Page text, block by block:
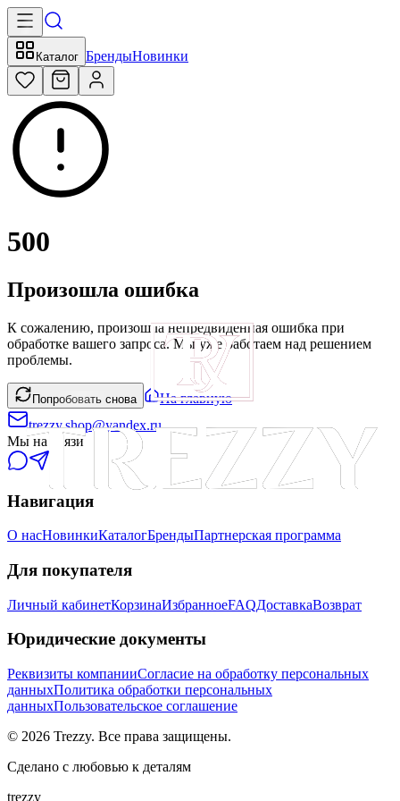
Каталог БрендыНовинки
500
Произошла ошибка
К сожалению, произошла непредвиденная ошибка при
обработке вашего запроса. Мы уже работаем над решением
проблемы.
Попробовать снова
На главную
trezzy.shop@yandex.ru
Мы на связи
Навигация
О насНовинкиКаталогБрендыПартнерская программа
Для покупателя
Личный кабинетКорзинаИзбранноеFAQДоставкаВозврат
Юридические документы
Реквизиты компанииСогласие на обработку персональных
данныхПолитика обработки персональных
данныхПользовательское соглашение
© 2026 Trezzy. Все права защищены.
Сделано с любовью к деталям
trezzy